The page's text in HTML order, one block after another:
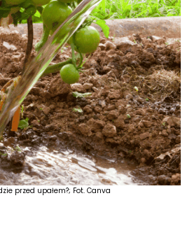
przed upałem?; Fot. Canva